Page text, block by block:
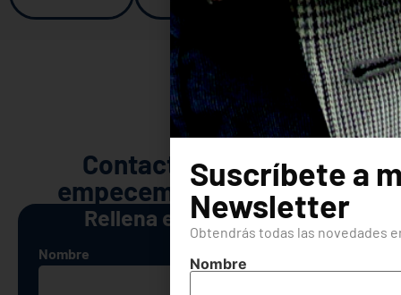
INVERTIR EN FORMACIÓN ES HACERLO EN
EL FUTURO DE LA EMPRESA.
Contacta conmigo y
empecemos tu proyecto
Rellena este formulario
Nombre
Suscríbete a
Newsletter
Obtendrás todas las novedades
Nombre